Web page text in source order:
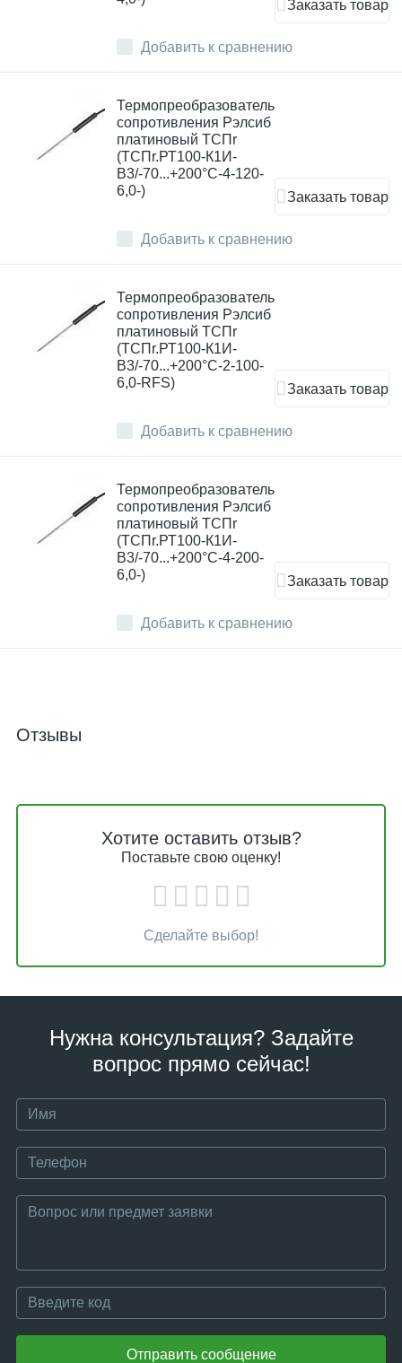
Добавить к сравнению
Заказать товар
Добавить к сравнению
Термопреобразователь
сопротивления Рэлсиб
платиновый ТСПr
(ТСПr.РТ100-К1И-
В3/-70...+200°С-4-120-
6,0-)
Заказать товар
Добавить к сравнению
Термопреобразователь
сопротивления Рэлсиб
платиновый ТСПr
(ТСПr.РТ100-К1И-
В3/-70...+200°С-2-100-
6,0-RFS)
Заказать товар
Добавить к сравнению
Термопреобразователь
сопротивления Рэлсиб
платиновый ТСПr
(ТСПr.РТ100-К1И-
В3/-70...+200°С-4-200-
6,0-)
Заказать товар
Отзывы
Хотите оставить отзыв?
Поставьте свою оценку!
Сделайте выбор!
Нужна консультация? Задайте
вопрос прямо сейчас!
Отправить сообщение